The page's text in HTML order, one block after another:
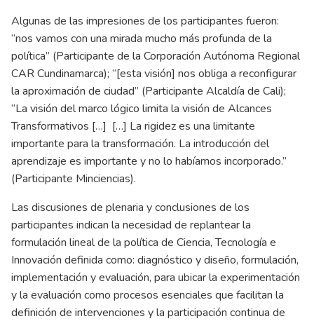
Algunas de las impresiones de los participantes fueron:
“nos vamos con una mirada mucho más profunda de la
política” (Participante de la Corporación Autónoma Regional
CAR Cundinamarca); “[esta visión] nos obliga a reconfigurar
la aproximación de ciudad” (Participante Alcaldía de Cali);
“La visión del marco lógico limita la visión de Alcances
Transformativos […] […] La rigidez es una limitante
importante para la transformación. La introducción del
aprendizaje es importante y no lo habíamos incorporado.”
(Participante Minciencias).
Las discusiones de plenaria y conclusiones de los
participantes indican la necesidad de replantear la
formulación lineal de la política de Ciencia, Tecnología e
Innovación definida como: diagnóstico y diseño, formulación,
implementación y evaluación, para ubicar la experimentación
y la evaluación como procesos esenciales que facilitan la
definición de intervenciones y la participación continua de